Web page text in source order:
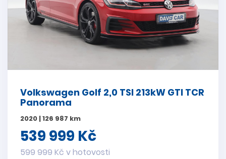
Volkswagen Golf 2,0 TSI 213kW GTI TCR
Panorama
2020 | 126 987 km
539 999 Kč
599 999 Kč v hotovosti